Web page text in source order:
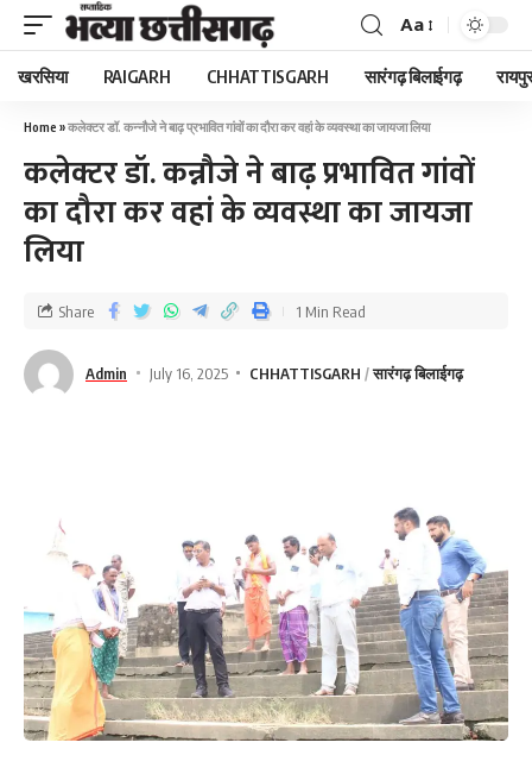
Aa
खरसिया RAIGARH CHHATTISGARH सारंगढ़ बिलाईगढ़
Home »कलेक्टर डॉ. कन्नौजे ने बाढ़ प्रभावित गांवों का दौरा कर वहां के व्यवस्था का जायजा लिया
कलेक्टर डॉ. कन्नौजे ने बाढ़ प्रभावित गांवों
का दौरा कर वहां के व्यवस्था का जायजा
लिया
Admin July 16, 2025 CHHATTISGARH सारंगढ़ बिलाईगढ़
Share 1 Min Read